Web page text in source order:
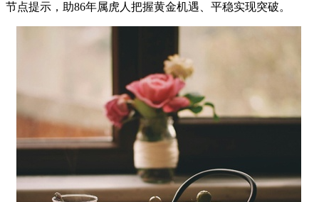
节点提示，助86年属虎人把握黄金机遇、平稳实现突破。